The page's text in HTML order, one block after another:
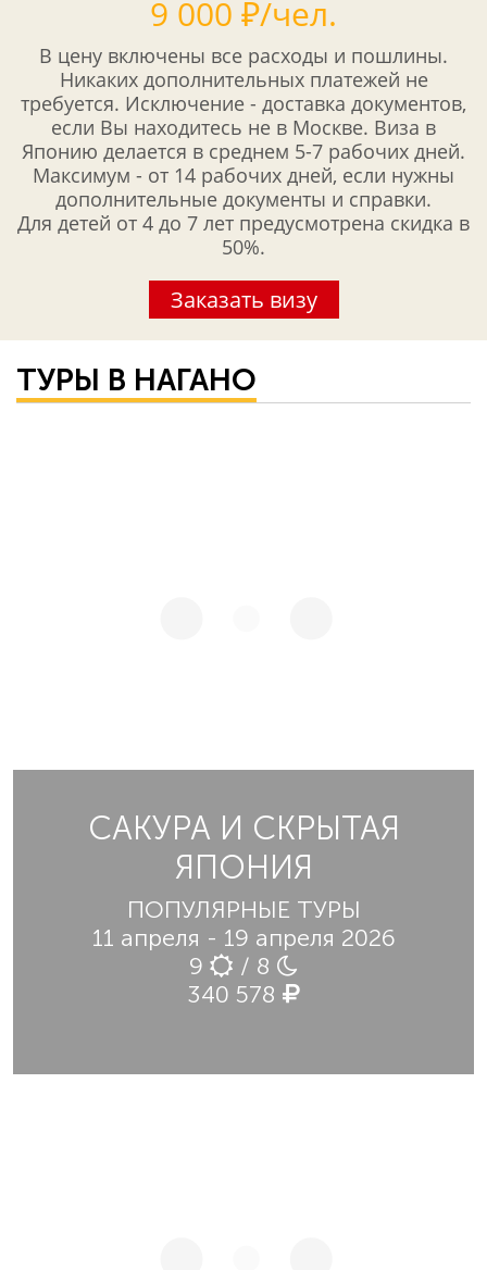
воду.Адрес: 6845 Yamanouchi-machi Shimotakai-gun, Nagano,
Japan, 381-0401Как добраться: сначала на поезде от
пересесть на электропоезд Dentetsu, следующий до
станции Yudanaka. Далее на такси или на рейсовом
автобусе до Kanbayashi Onsen. Оттуда в Jigokudani Yaen-
koen можно дойти только пешком по узкой тропинке,
ведущей от центрального входа и проложенной через лес
(около получаса).
9 000 ₽/чел.
В цену включены все расходы и пошлины.
Никаких дополнительных платежей не
требуется. Исключение - доставка документов,
если Вы находитесь не в Москве. Виза в
Японию делается в среднем 5-7 рабочих дней.
Максимум - от 14 рабочих дней, если нужны
дополнительные документы и справки.
Для детей от 4 до 7 лет предусмотрена скидка в
50%.
Заказать визу
ТУРЫ В НАГАНО
САКУРА И СКРЫТАЯ
ЯПОНИЯ
ПОПУЛЯРНЫЕ ТУРЫ
11 апреля - 19 апреля 2026
9
/ 8
340 578